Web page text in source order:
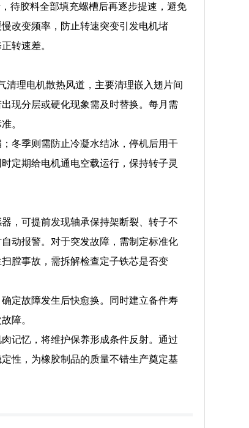
待胶料全部填充螺槽后再逐步提速，避免
改变频率，防止转速突变引发电机堵
转速差。
理电机散热风道，主要清理嵌入翅片间
现分层或硬化现象需及时替换。每月需
。
冬季则需防止冷凝水结冰，停机后用干
定期给电机通电空载运行，保持转子灵
，可提前发现轴承保持架断裂、转子不
动报警。对于突发故障，需制定标准化
膛事故，需拆解检查定子铁芯是否变
定故障发生后快愈换。同时建立备件寿
障。
记忆，将维护保养形成条件反射。通过
性，为橡胶制品的质量不错生产奠定基